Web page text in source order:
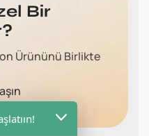
Bir
Ürününü Birlikte